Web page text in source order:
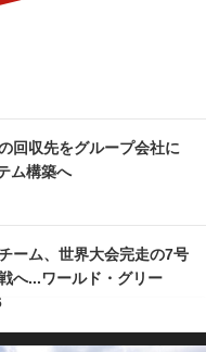
回収先をグループ会社に
ム構築へ
ーム、世界大会完走の7号
へ...ワールド・グリー